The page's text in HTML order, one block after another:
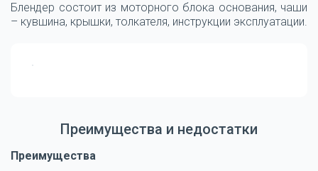
Блендер состоит из моторного блока основания, чаши
– кувшина, крышки, толкателя, инструкции эксплуатации.
Преимущества и недостатки
Преимущества